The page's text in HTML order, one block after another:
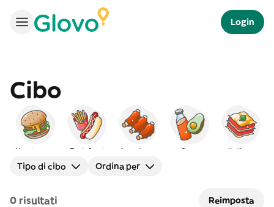
Login
Cibo
Hamburger Fast-food Americano Sano Italiano
Tipo di cibo Ordina per
0 risultati Reimposta